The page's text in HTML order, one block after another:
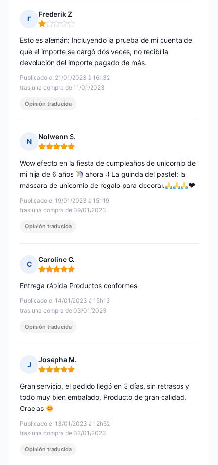
F
Frederik Z.
Nota: 1 de 5
Publicado el 21/01/2023 à 16h32
tras una compra de 11/01/2023
Esto es alemán: Incluyendo la prueba de mi cuenta de
que el importe se cargó dos veces, no recibí la
devolución del importe pagado de más.
Opinión traducida
N
Nolwenn S.
Nota: 5 de 5
Publicado el 19/01/2023 à 15h19
tras una compra de 09/01/2023
Wow efecto en la fiesta de cumpleaños de unicornio de
mi hija de 6 años
ahora :) La guinda del pastel: la
máscara de unicornio de regalo para decorar.
♥️
Opinión traducida
C
Caroline C.
Nota: 5 de 5
Publicado el 14/01/2023 à 15h13
tras una compra de 03/01/2023
Entrega rápida Productos conformes
Opinión traducida
J
Josepha M.
Nota: 5 de 5
Publicado el 13/01/2023 à 12h52
tras una compra de 02/01/2023
Gran servicio, el pedido llegó en 3 días, sin retrasos y
todo muy bien embalado. Producto de gran calidad.
Gracias
Opinión traducida